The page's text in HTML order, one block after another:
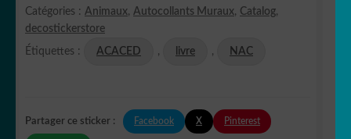
Catégories : Animaux, Autocollants Muraux, Catalog,
decostickerstore
Étiquettes : ACACED , livre , NAC
Partager ce sticker : Facebook X Pinterest